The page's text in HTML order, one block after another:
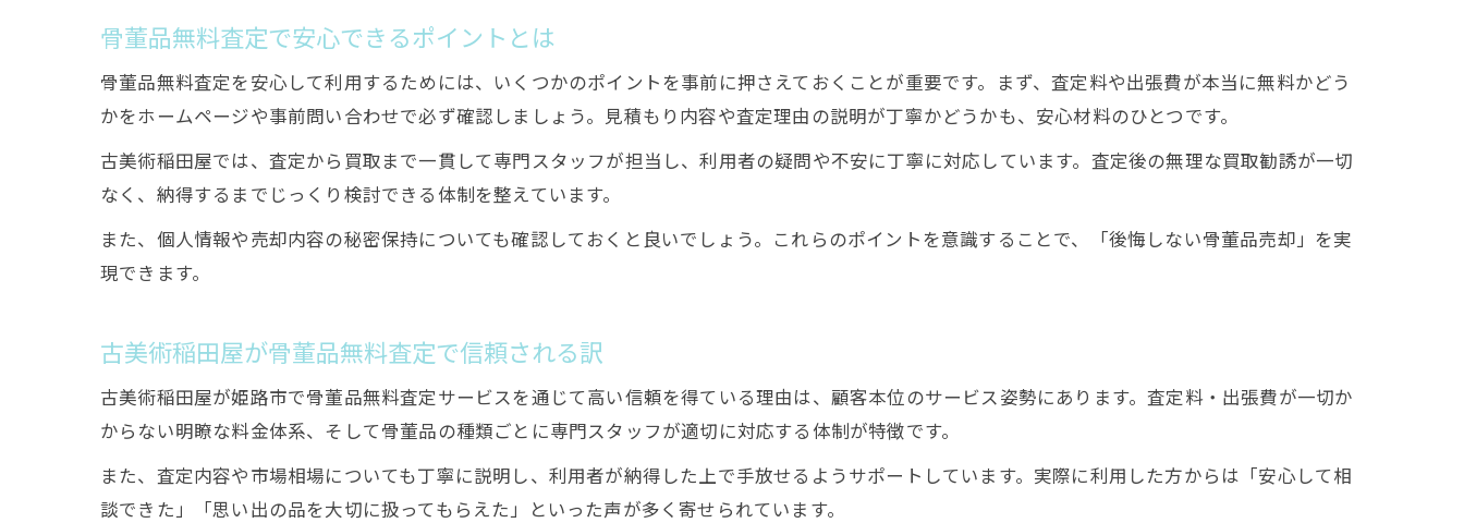
骨董品無料査定が安心して利用できる秘密
骨董品無料査定で安心できるポイントとは
骨董品無料査定を安心して利用するためには、いくつかのポイントを事前に押さえておくことが重要です。まず、査定料や出張費が本当に無料かどう
かをホームページや事前問い合わせで必ず確認しましょう。見積もり内容や査定理由の説明が丁寧かどうかも、安心材料のひとつです。
古美術稲田屋では、査定から買取まで一貫して専門スタッフが担当し、利用者の疑問や不安に丁寧に対応しています。査定後の無理な買取勧誘が一切
なく、納得するまでじっくり検討できる体制を整えています。
また、個人情報や売却内容の秘密保持についても確認しておくと良いでしょう。これらのポイントを意識することで、「後悔しない骨董品売却」を実
現できます。
古美術稲田屋が骨董品無料査定で信頼される訳
古美術稲田屋が姫路市で骨董品無料査定サービスを通じて高い信頼を得ている理由は、顧客本位のサービス姿勢にあります。査定料・出張費が一切か
からない明瞭な料金体系、そして骨董品の種類ごとに専門スタッフが適切に対応する体制が特徴です。
また、査定内容や市場相場についても丁寧に説明し、利用者が納得した上で手放せるようサポートしています。実際に利用した方からは「安心して相
談できた」「思い出の品を大切に扱ってもらえた」といった声が多く寄せられています。